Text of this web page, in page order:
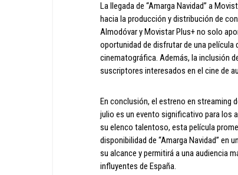
La llegada de “Amarga Navidad” a
hacia la producción y distribución de
Almodóvar y Movistar Plus+ no solo
oportunidad de disfrutar de una película
cinematográfica. Además, la inclusión
suscriptores interesados en el cine de
En conclusión, el estreno en streaming
julio es un evento significativo para los
su elenco talentoso, esta película
disponibilidad de “Amarga Navidad” en
su alcance y permitirá a una audiencia
influyentes de España.